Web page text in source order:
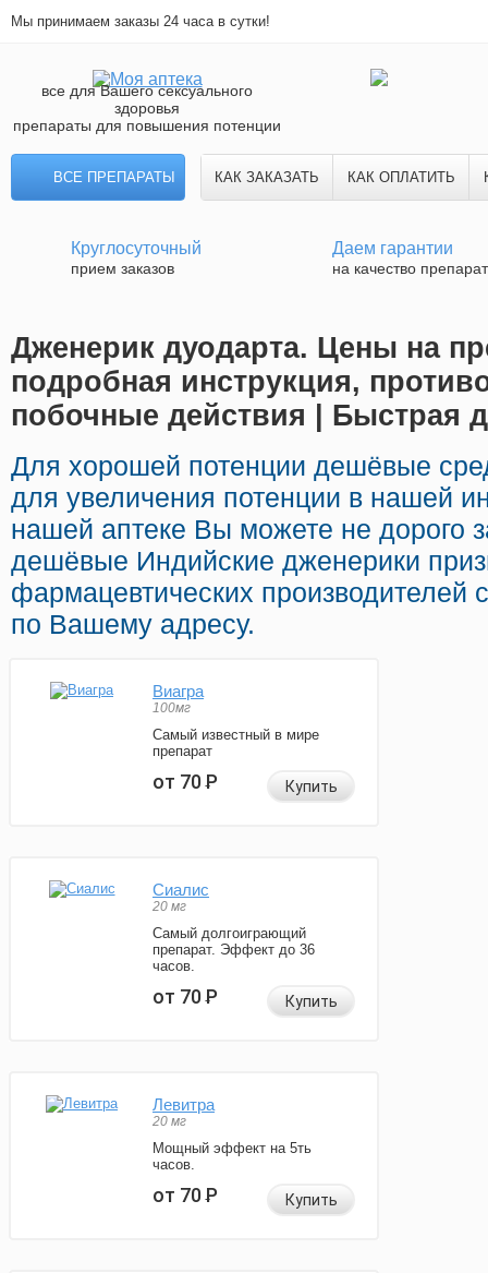
Мы принимаем заказы 24 часа в сутки!
все для Вашего сексуального
здоровья
препараты для повышения потенции
ВСЕ ПРЕПАРАТЫ КАК ЗАКАЗАТЬ КАК ОПЛАТИТЬ
Круглосуточный
прием заказов
Даем гарантии
на качество
Дженерик дуодарта. Цены на
подробная инструкция,
побочные действия | Быстрая
Для хорошей потенции дешёвые
для увеличения потенции в нашей
нашей аптеке Вы можете не дорого
дешёвые Индийские дженерики
фармацевтических производителей
по Вашему адресу.
Виагра
100мг
Самый известный в мире
препарат
от 70Р Купить
Сиалис
20 мг
Самый долгоиграющий
препарат. Эффект до 36
часов.
от 70Р Купить
Левитра
20 мг
Мощный эффект на 5ть
часов.
от 70Р Купить